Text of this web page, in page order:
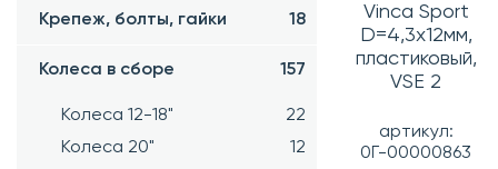
Крепеж, болты, гайки 18
Колеса в сборе 157
Колеса 12-18"
22
Колеса 20"
12
Vinca Sport
D=4,3х12мм,
пластиковый,
VSE 2
артикул:
0Г-00000863